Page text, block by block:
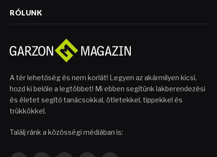
RÓLUNK
A tér lehetőség és nem korlát! Legyen az akármilyen kicsi,
hozd ki belőle a legtöbbet! Mi ebben segítünk lakberendezési
és életet segítő tanácsokkal, ötletekkel, tippekkel és
trükkökkel.
Találj ránk a közösségi médiában is: